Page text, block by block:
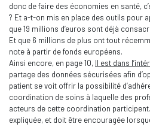
donc de faire des économies en santé,
? Et a-t-on mis en place des outils pour
que 19 millions d’euros sont déjà
Et que 6 millions de plus ont tout
note à partir de fonds européens.
Ainsi encore, en page 10, Il est dans
partage des données sécurisées afin
patient se voit offrir la possibilité
coordination de soins à laquelle des
acteurs de cette coordination
expliquée, et doit être encouragée